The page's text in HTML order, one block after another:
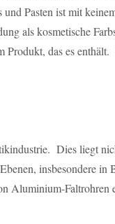
Pasten ist mit
als kosmetische
das es
Dies liegt
Faltrohren